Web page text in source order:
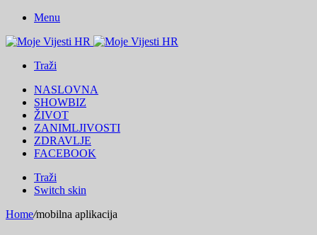
Menu
Traži
NASLOVNA
SHOWBIZ
ŽIVOT
ZANIMLJIVOSTI
ZDRAVLJE
FACEBOOK
Traži
Switch skin
Home/mobilna aplikacija